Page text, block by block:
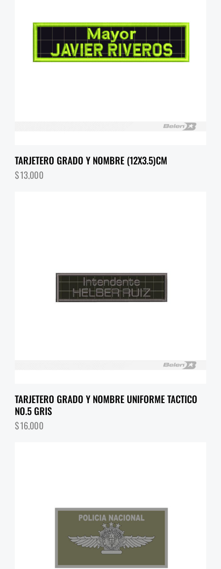
TARJETERO GRADO Y NOMBRE (12X3.5)CM
$13,000
TARJETERO GRADO Y NOMBRE UNIFORME TACTICO
NO.5 GRIS
$16,000